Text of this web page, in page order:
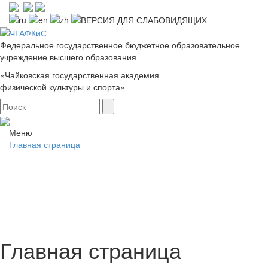
Федеральное государственное бюджетное образовательное
учреждение высшего образования
«Чайковская государственная академия
физической культуры и спорта»
Меню
Главная страница
Главная страница